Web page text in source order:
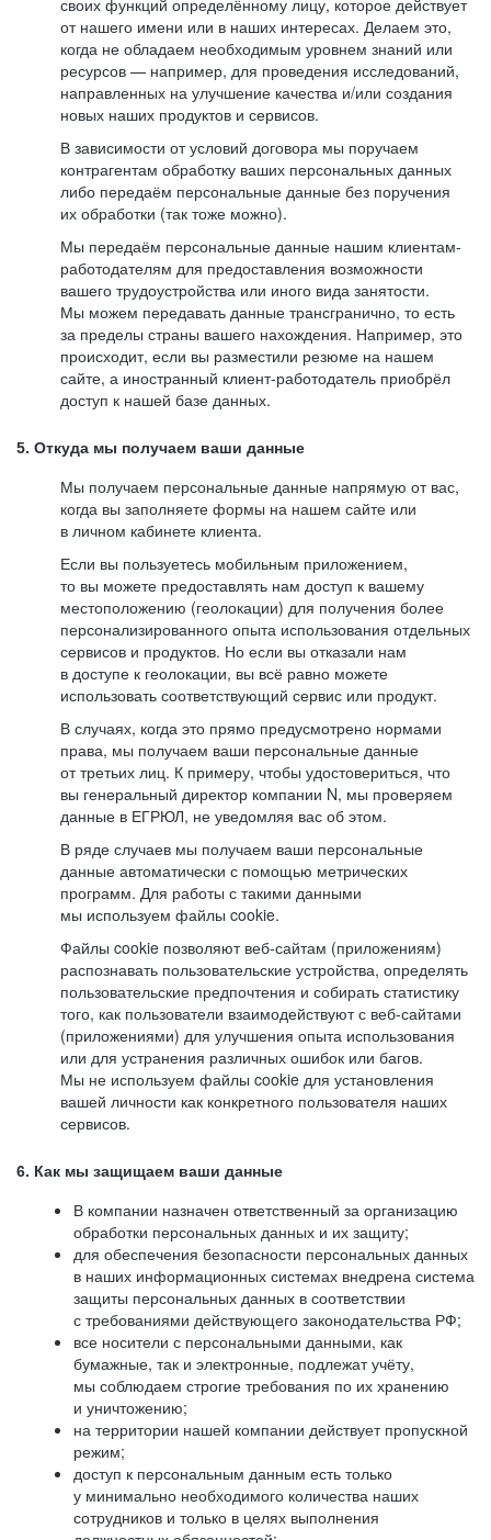
своих функций определённому лицу, которое действует
от нашего имени или в наших интересах. Делаем это,
когда не обладаем необходимым уровнем знаний или
ресурсов — например, для проведения исследований,
направленных на улучшение качества и/или создания
новых наших продуктов и сервисов.
В зависимости от условий договора мы поручаем
контрагентам обработку ваших персональных данных
либо передаём персональные данные без поручения
их обработки (так тоже можно).
Мы передаём персональные данные нашим клиентам-
работодателям для предоставления возможности
вашего трудоустройства или иного вида занятости.
Мы можем передавать данные трансгранично, то есть
за пределы страны вашего нахождения. Например, это
происходит, если вы разместили резюме на нашем
сайте, а иностранный клиент-работодатель приобрёл
доступ к нашей базе данных.
5. Откуда мы получаем ваши данные
Мы получаем персональные данные напрямую от вас,
когда вы заполняете формы на нашем сайте или
в личном кабинете клиента.
Если вы пользуетесь мобильным приложением,
то вы можете предоставлять нам доступ к вашему
местоположению (геолокации) для получения более
персонализированного опыта использования отдельных
сервисов и продуктов. Но если вы отказали нам
в доступе к геолокации, вы всё равно можете
использовать соответствующий сервис или продукт.
В случаях, когда это прямо предусмотрено нормами
права, мы получаем ваши персональные данные
от третьих лиц. К примеру, чтобы удостовериться, что
вы генеральный директор компании N, мы проверяем
данные в ЕГРЮЛ, не уведомляя вас об этом.
В ряде случаев мы получаем ваши персональные
данные автоматически с помощью метрических
программ. Для работы с такими данными
мы используем файлы cookie.
Файлы cookie позволяют веб-сайтам (приложениям)
распознавать пользовательские устройства, определять
пользовательские предпочтения и собирать статистику
того, как пользователи взаимодействуют с веб-сайтами
(приложениями) для улучшения опыта использования
или для устранения различных ошибок или багов.
Мы не используем файлы cookie для установления
вашей личности как конкретного пользователя наших
сервисов.
6. Как мы защищаем ваши данные
В компании назначен ответственный за организацию
обработки персональных данных и их защиту;
для обеспечения безопасности персональных данных
в наших информационных системах внедрена система
защиты персональных данных в соответствии
с требованиями действующего законодательства РФ;
все носители с персональными данными, как
бумажные, так и электронные, подлежат учёту,
мы соблюдаем строгие требования по их хранению
и уничтожению;
на территории нашей компании действует пропускной
режим;
доступ к персональным данным есть только
у минимально необходимого количества наших
сотрудников и только в целях выполнения